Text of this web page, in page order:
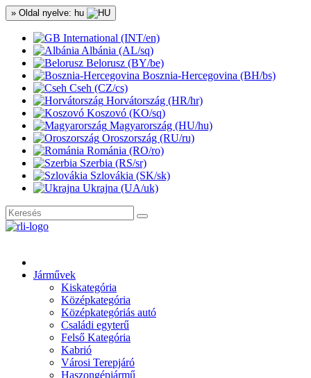
» Oldal nyelve: hu
International (INT/en)
Albánia (AL/sq)
Belorusz (BY/be)
Bosznia-Hercegovina (BH/bs)
Cseh (CZ/cs)
Horvátország (HR/hr)
Koszovó (KO/sq)
Magyarország (HU/hu)
Oroszország (RU/ru)
Románia (RO/ro)
Szerbia (RS/sr)
Szlovákia (SK/sk)
Ukrajna (UA/uk)
Járművek
Kiskategória
Középkategória
Középkategóriás autó
Családi egyterű
Felső Kategória
Kabrió
Városi Terepjáró
Haszongépjármű